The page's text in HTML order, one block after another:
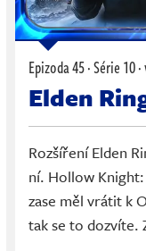
Epizoda 45 · Série 10 ·
Elden
Rozšíření Elden
ní. Hollow
zase měl vrátit k
tak se to dozvíte.